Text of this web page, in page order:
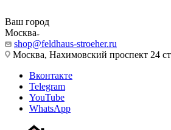
Ваш город
Москва
shop@feldhaus-stroeher.ru
Москва, Нахимовский проспект 24
Вконтакте
Telegram
YouTube
WhatsApp